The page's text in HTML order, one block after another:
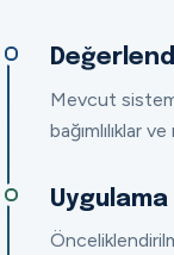
Mevcut sistem
bağımlılıklar
Uygulama